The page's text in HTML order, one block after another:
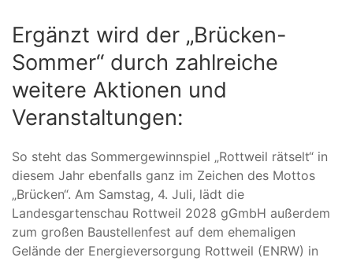
Ergänzt wird der „Brücken-
Sommer“ durch zahlreiche
weitere Aktionen und
Veranstaltungen:
So steht das Sommergewinnspiel „Rottweil rätselt“ in
diesem Jahr ebenfalls ganz im Zeichen des Mottos
„Brücken“. Am Samstag, 4. Juli, lädt die
Landesgartenschau Rottweil 2028 gGmbH außerdem
zum großen Baustellenfest auf dem ehemaligen
Gelände der Energieversorgung Rottweil (ENRW) in